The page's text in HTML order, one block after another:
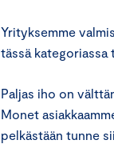
Yrityksemme
tässä kategoriassa
Paljas iho on
Monet
pelkästään tunne